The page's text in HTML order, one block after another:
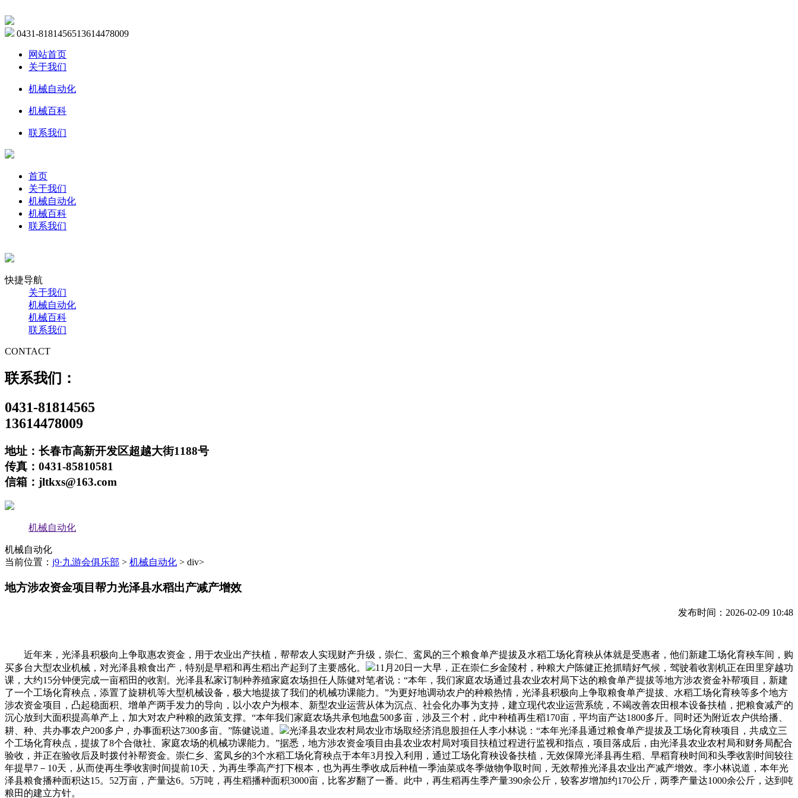
0431-8181456513614478009
网站首页
关于我们
机械自动化
机械百科
联系我们
首页
关于我们
机械自动化
机械百科
联系我们
快捷导航
关于我们
机械自动化
机械百科
联系我们
CONTACT
联系我们：
0431-81814565
13614478009
地址：长春市高新开发区超越大街1188号
传真：0431-85810581
信箱：jltkxs@163.com
机械自动化
机械自动化
当前位置： j9·九游会俱乐部 > 机械自动化 > div>
地方涉农资金项目帮力光泽县水稻出产减产增效
发布时间：2026-02-09 10:48
近年来，光泽县积极向上争取惠农资金，用于农业出产扶植，帮帮农人实现财产升级，崇仁、鸾凤的三个粮食单产提拔及水稻工场化育秧从体就是受惠者，他们新建工场化育秧车间，购
买多台大型农业机械，对光泽县粮食出产，特别是早稻和再生稻出产起到了主要感化。
11月20日一大早，正在崇仁乡金陵村，种粮大户陈健正抢抓晴好气候，驾驶着收割机正在田里穿越功
课，大约15分钟便完成一亩稻田的收割。光泽县私家订制种养殖家庭农场担任人陈健对笔者说：“本年，我们家庭农场通过县农业农村局下达的粮食单产提拔等地方涉农资金补帮项目，新建
了一个工场化育秧点，添置了旋耕机等大型机械设备，极大地提拔了我们的机械功课能力。”为更好地调动农户的种粮热情，光泽县积极向上争取粮食单产提拔、水稻工场化育秧等多个地方
涉农资金项目，凸起稳面积、增单产两手发力的导向，以小农户为根本、新型农业运营从体为沉点、社会化办事为支持，建立现代农业运营系统，不竭改善农田根本设备扶植，把粮食减产的
沉心放到大面积提高单产上，加大对农户种粮的政策支撑。“本年我们家庭农场共承包地盘500多亩，涉及三个村，此中种植再生稻170亩，平均亩产达1800多斤。同时还为附近农户供给播、
耕、种、共办事农户200多户，办事面积达7300多亩。”陈健说道。
光泽县农业农村局农业市场取经济消息股担任人李小林说：“本年光泽县通过粮食单产提拔及工场化育秧项目，共成立三
个工场化育秧点，提拔了8个合做社、家庭农场的机械功课能力。”据悉，地方涉农资金项目由县农业农村局对项目扶植过程进行监视和指点，项目落成后，由光泽县农业农村局和财务局配合
验收，并正在验收后及时拨付补帮资金。崇仁乡、鸾凤乡的3个水稻工场化育秧点于本年3月投入利用，通过工场化育秧设备扶植，无效保障光泽县再生稻、早稻育秧时间和头季收割时间较往
年提早7－10天，从而使再生季收割时间提前10天，为再生季高产打下根本，也为再生季收成后种植一季油菜或冬季做物争取时间，无效帮推光泽县农业出产减产增效。李小林说道，本年光
泽县粮食播种面积达15。52万亩，产量达6。5万吨，再生稻播种面积3000亩，比客岁翻了一番。此中，再生稻再生季产量390余公斤，较客岁增加约170公斤，两季产量达1000余公斤，达到吨
粮田的建立方针。